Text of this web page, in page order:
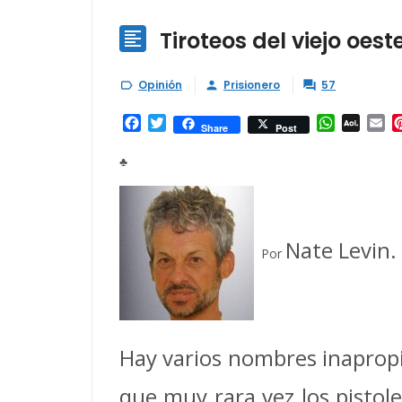
 Tiroteos del viejo
 Opinión  Prisionero  57
Facebook
TwitterShare Post
AOL
♣
Por Nate Levin.
Hay varios nombres